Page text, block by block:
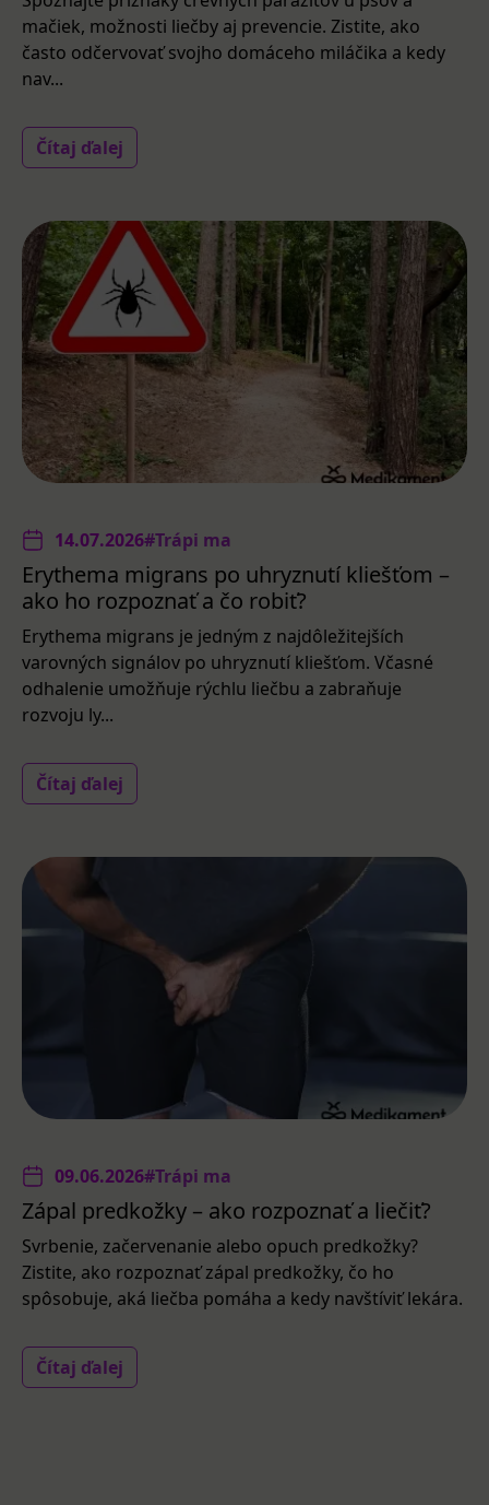
mačiek, možnosti liečby aj prevencie. Zistite, ako
často odčervovať svojho domáceho miláčika a kedy
nav...
Čítaj ďalej
14.07.2026#Trápi ma
Erythema migrans po uhryznutí kliešťom –
ako ho rozpoznať a čo robiť?
Erythema migrans je jedným z najdôležitejších
varovných signálov po uhryznutí kliešťom. Včasné
odhalenie umožňuje rýchlu liečbu a zabraňuje
rozvoju ly...
Čítaj ďalej
09.06.2026#Trápi ma
Zápal predkožky – ako rozpoznať a liečiť?
Svrbenie, začervenanie alebo opuch predkožky?
Zistite, ako rozpoznať zápal predkožky, čo ho
spôsobuje, aká liečba pomáha a kedy navštíviť lekára.
Čítaj ďalej